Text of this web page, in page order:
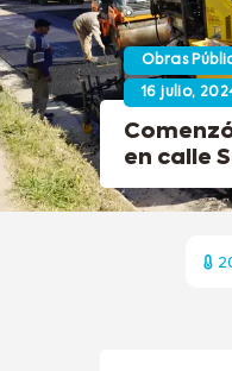
Obras
16 julio,
en calle